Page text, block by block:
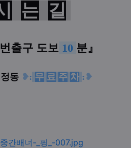
는 길
출구 도보 10 분』
동 ❥: 무 료 주 차 : ❥